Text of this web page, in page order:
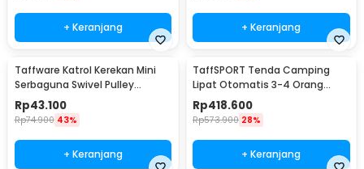
+ Keranjang + Keranjang
Taffware Katrol Kerekan Mini
Serbaguna Swivel Pulley
Stainless Steel M50
Rp43.100
Rp74.900 43%
+ Keranjang
TaffSPORT Tenda Camping
Lipat Otomatis 3-4 Orang
Double Layer - SH-450
Rp418.600
Rp573.900 28%
+ Keranjang